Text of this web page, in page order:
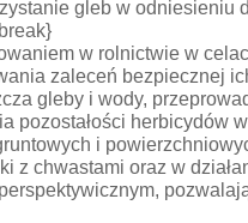
gleb w
w rolnictwie w
zaleceń bezpiecznej
gleby i wody,
pozostałości
i
chwastami oraz w